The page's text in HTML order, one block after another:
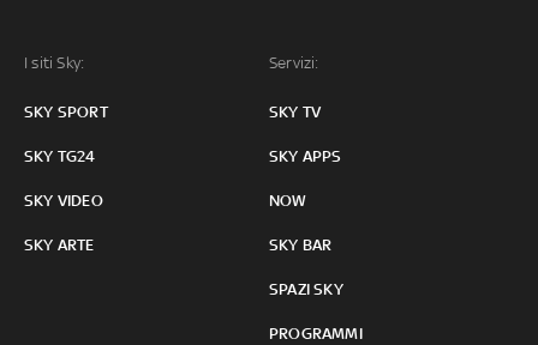
I siti Sky:
SKY SPORT
SKY TG24
SKY VIDEO
SKY ARTE
Servizi:
SKY TV
SKY APPS
NOW
SKY BAR
SPAZI SKY
PROGRAMMI